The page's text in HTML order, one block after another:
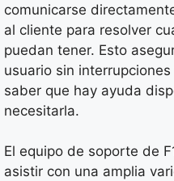
comunicarse
al cliente para resolver
puedan tener. Esto
usuario sin
saber que hay ayuda
necesitarla.
El equipo de soporte de
asistir con una amplia